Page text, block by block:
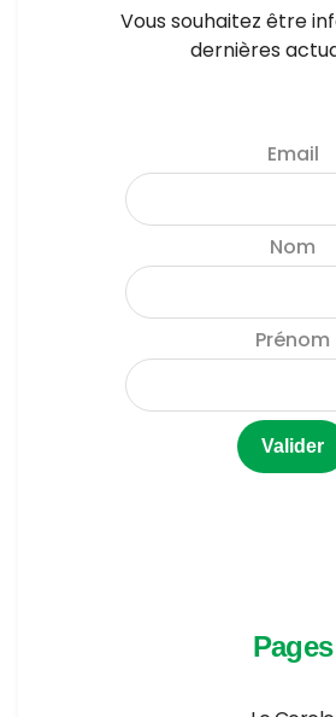
Vous souhaitez être
dernières
Email
Nom
Prénom
Pages